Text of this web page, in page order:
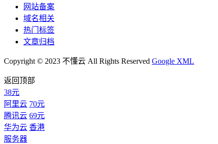
网站备案
域名相关
热门标签
文章归档
Copyright © 2023 不懂云 All Rights Reserved Google XML
返回顶部
38元
阿里云 70元
腾讯云 69元
华为云 香港
服务器